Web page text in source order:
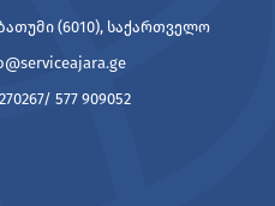
(6010), საქართველო
577 909052